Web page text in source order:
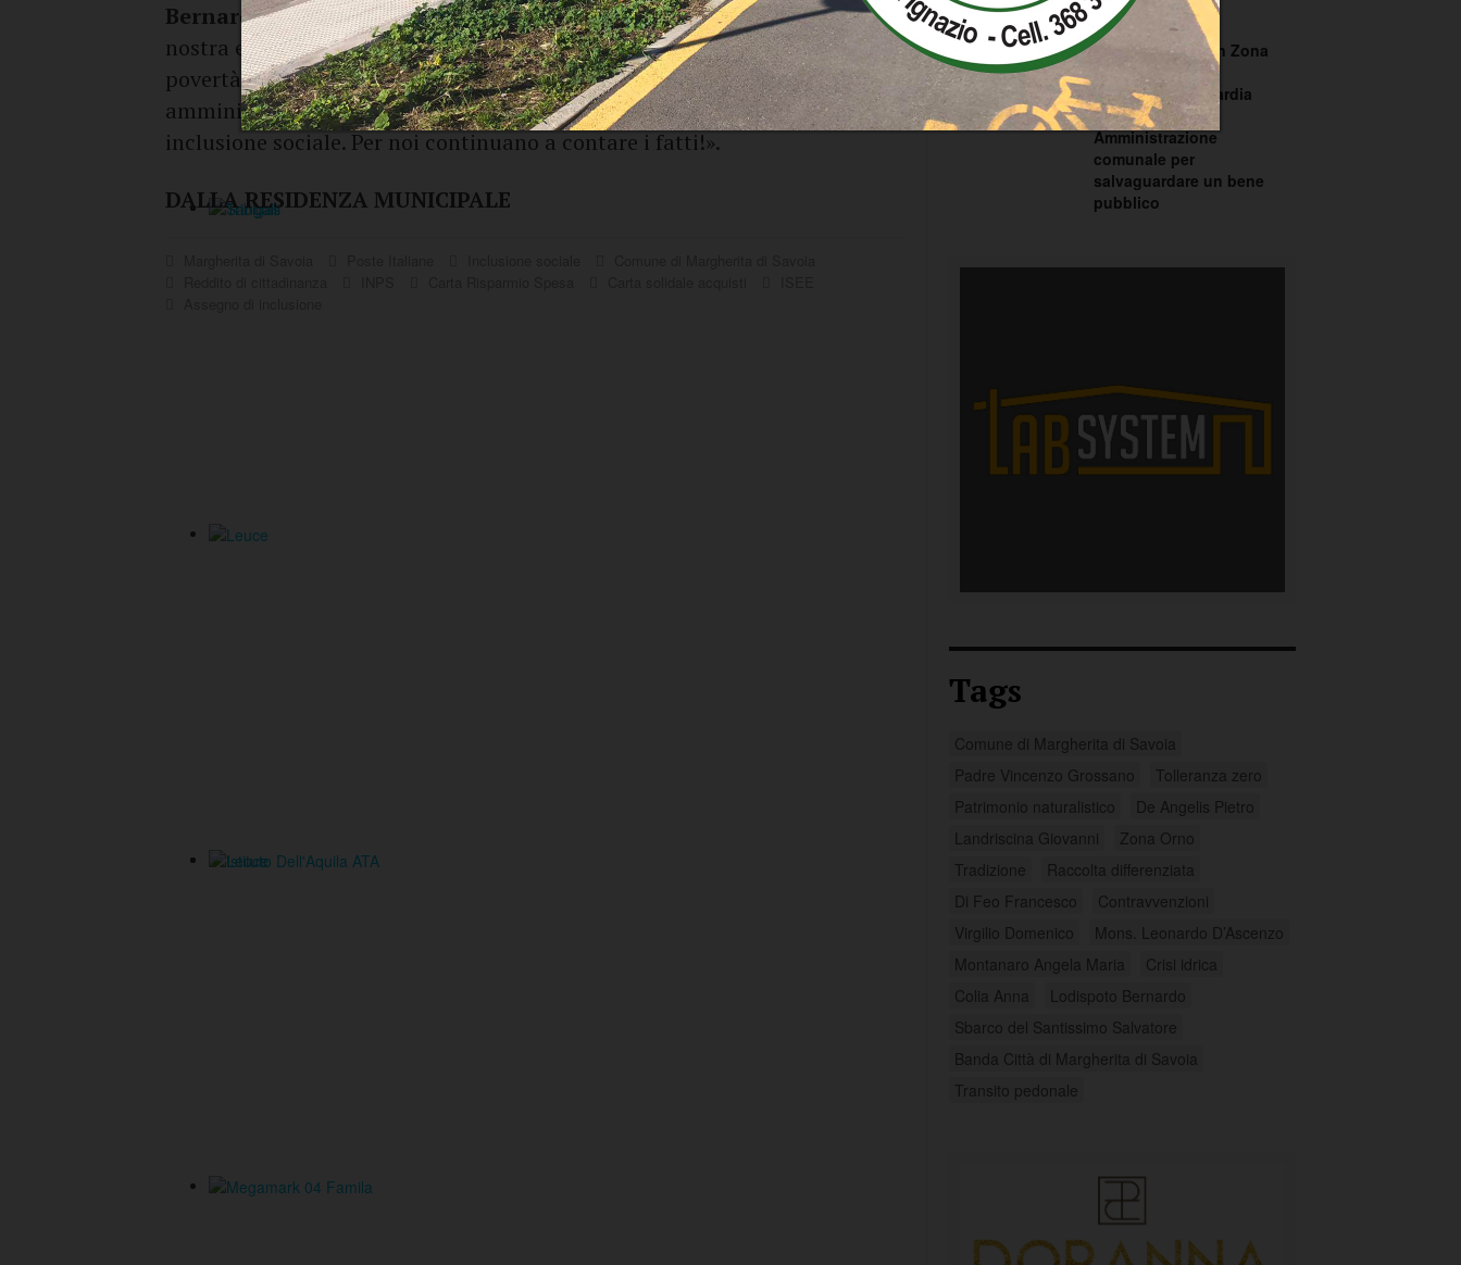
Bernardo Lodispoto- e questo conferma la grande attenzione da parte
nostra e dell’assessoreGrazia Damatoalle forme di contrasto alla
povertà: nessuno deve essere lasciato indietro e la nostra
amministrazione comunale è in prima linea per favorire i meccanismi di
inclusione sociale. Per noi continuano a contare i fatti!».
DALLA RESIDENZA MUNICIPALE
03 Agosto 2026
Area demaniale in Zona
Orno, intervento
congiunto di Guardia
Costiera e
Amministrazione
comunale per
salvaguardare un bene
pubblico
Tags
Comune di Margherita di Savoia
Padre Vincenzo Grossano
Tolleranza zero
Patrimonio naturalistico
De Angelis Pietro
Landriscina Giovanni
Zona Orno
Tradizione
Raccolta differenziata
Di Feo Francesco
Contravvenzioni
Virgilio Domenico
Mons. Leonardo D’Ascenzo
Montanaro Angela Maria
Crisi idrica
Colia Anna
Lodispoto Bernardo
Sbarco del Santissimo Salvatore
Banda Città di Margherita di Savoia
Transito pedonale